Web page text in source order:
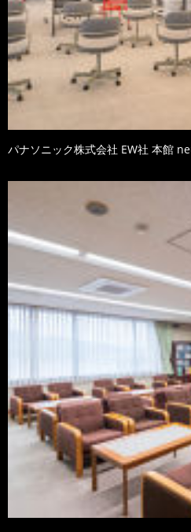
パナソニック株式会社 EW社 本館